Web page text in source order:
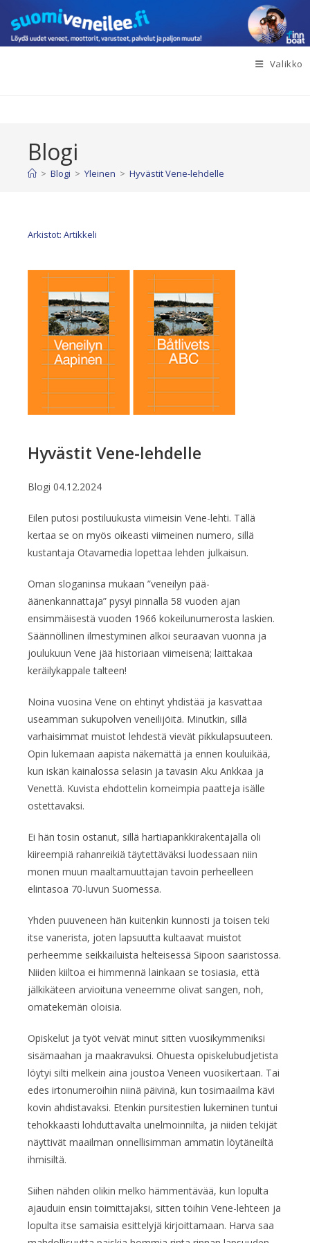
suoraan
sisältöön
Valikko
Blogi
> Blogi > Yleinen > Hyvästit Vene-lehdelle
Arkistot: Artikkeli
Hyvästit Vene-lehdelle
Blogi 04.12.2024
Eilen putosi postiluukusta viimeisin Vene-lehti. Tällä
kertaa se on myös oikeasti viimeinen numero, sillä
kustantaja Otavamedia lopettaa lehden julkaisun.
Oman sloganinsa mukaan ”veneilyn pää-
äänenkannattaja” pysyi pinnalla 58 vuoden ajan
ensimmäisestä vuoden 1966 kokeilunumerosta laskien.
Säännöllinen ilmestyminen alkoi seuraavan vuonna ja
joulukuun Vene jää historiaan viimeisenä; laittakaa
keräilykappale talteen!
Noina vuosina Vene on ehtinyt yhdistää ja kasvattaa
useamman sukupolven veneilijöitä. Minutkin, sillä
varhaisimmat muistot lehdestä vievät pikkulapsuuteen.
Opin lukemaan aapista näkemättä ja ennen kouluikää,
kun iskän kainalossa selasin ja tavasin Aku Ankkaa ja
Venettä. Kuvista ehdottelin komeimpia paatteja isälle
ostettavaksi.
Ei hän tosin ostanut, sillä hartiapankkirakentajalla oli
kiireempiä rahanreikiä täytettäväksi luodessaan niin
monen muun maaltamuuttajan tavoin perheelleen
elintasoa 70-luvun Suomessa.
Yhden puuveneen hän kuitenkin kunnosti ja toisen teki
itse vanerista, joten lapsuutta kultaavat muistot
perheemme seikkailuista helteisessä Sipoon saaristossa.
Niiden kiiltoa ei himmennä lainkaan se tosiasia, että
jälkikäteen arvioituna veneemme olivat sangen, noh,
omatekemän oloisia.
Opiskelut ja työt veivät minut sitten vuosikymmeniksi
sisämaahan ja maakravuksi. Ohuesta opiskelubudjetista
löytyi silti melkein aina joustoa Veneen vuosikertaan. Tai
edes irtonumeroihin niinä päivinä, kun tosimaailma kävi
kovin ahdistavaksi. Etenkin pursitestien lukeminen tuntui
tehokkaasti lohduttavalta unelmoinnilta, ja niiden tekijät
näyttivät maailman onnellisimman ammatin löytäneiltä
ihmisiltä.
Siihen nähden olikin melko hämmentävää, kun lopulta
ajauduin ensin toimittajaksi, sitten töihin Vene-lehteen ja
lopulta itse samaisia esittelyjä kirjoittamaan. Harva saa